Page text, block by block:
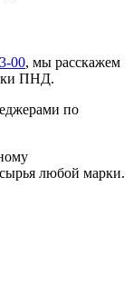
00, мы расскажем
ПНД.
по
любой марки.